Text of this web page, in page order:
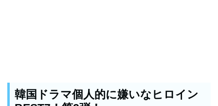
韓国ドラマ個人的に嫌いなヒロイン